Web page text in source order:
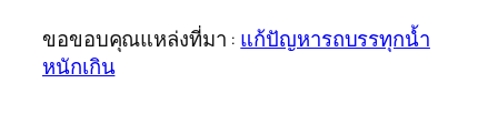
ขอขอบคุณแหล่งที่มา : แก้ปัญหารถบรรทุกน้ำ
หนักเกิน